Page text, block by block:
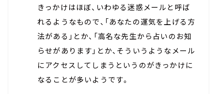
きっかけはほぼ、いわゆる迷惑メールと呼ば
れるようなもので、「あなたの運気を上げる方
法がある」とか、「高名な先生から占いのお知
らせがあります」とか、そういうようなメール
にアクセスしてしまうというのがきっかけに
なることが多いようです。